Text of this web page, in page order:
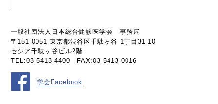
一般社団法人日本総合健診医学会 事務局
〒151-0051 東京都渋谷区千駄ヶ谷 1丁目31-10
セシア千駄ヶ谷ビル2階
TEL:03-5413-4400 FAX:03-5413-0016
学会Facebook